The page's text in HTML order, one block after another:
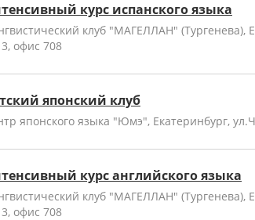
курс испанского языка
клуб "МАГЕЛЛАН" (Тургенева),
офис 708
японский клуб
японского языка "Юмэ", Екатеринбург,
курс английского языка
клуб "МАГЕЛЛАН" (Тургенева),
офис 708